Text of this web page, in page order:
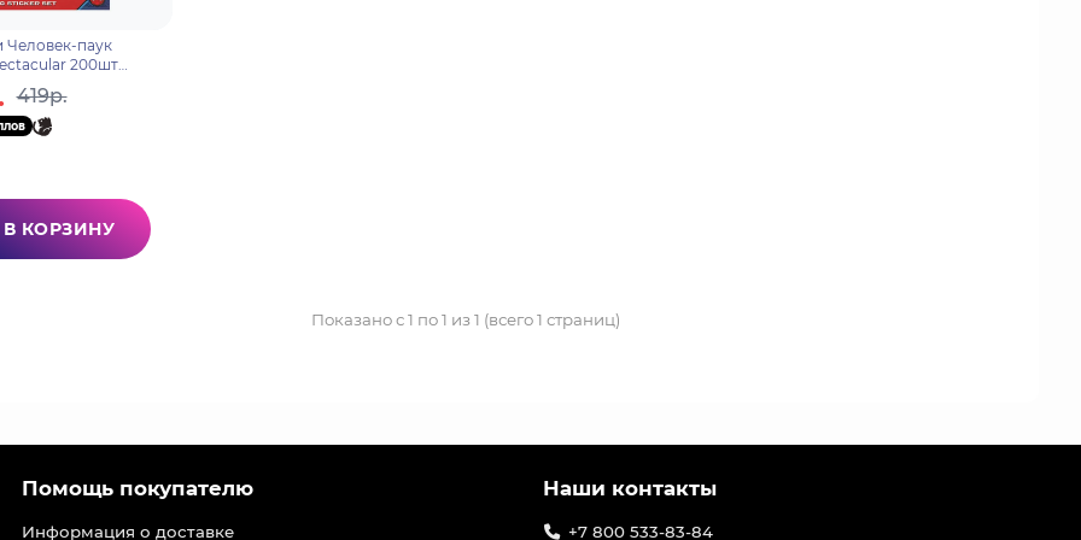
Человек-паук
200шт
419р.
В КОРЗИНУ
Показано с 1 по 1 из 1 (всего 1 страниц)
Помощь покупателю
Информация о доставке
Наши контакты
+7 800 533-83-84